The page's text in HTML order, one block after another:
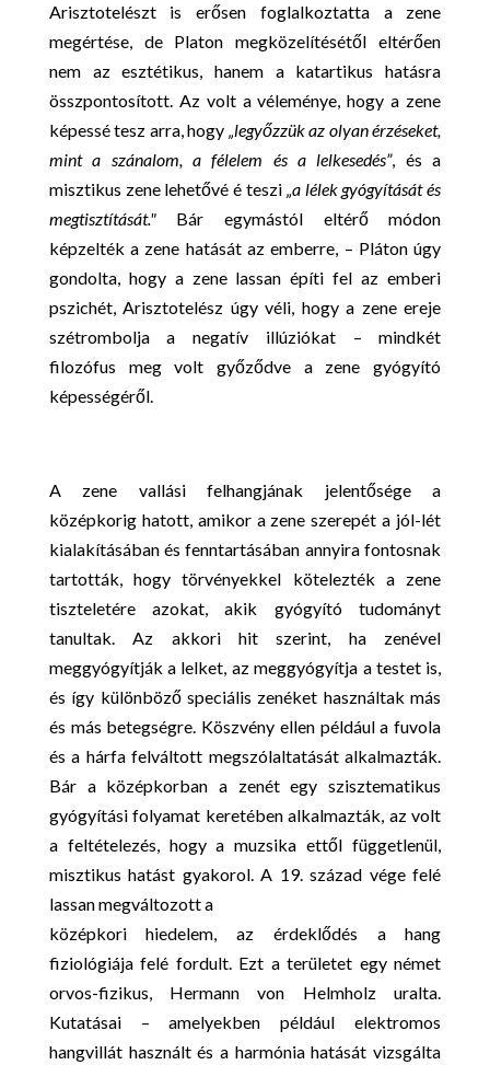
Arisztotelészt is erősen foglalkoztatta a zene
megértése, de Platon megközelítésétől eltérően
nem az esztétikus, hanem a katartikus hatásra
összpontosított. Az volt a véleménye, hogy a zene
képessé tesz arra, hogy „legyőzzük az olyan érzéseket,
mint a szánalom, a félelem és a lelkesedés”, és a
misztikus zene lehetővé é teszi „a lélekgyógyítását és
megtisztítását."Bár egymástól eltérő módon
képzelték a zene hatását az emberre, – Pláton úgy
gondolta, hogy a zene lassan építi fel az emberi
pszichét, Arisztotelész úgy véli, hogy a zene ereje
szétrombolja a negatív illúziókat – mindkét
filozófus meg volt győződve a zene gyógyító
képességéről.
A zene vallási felhangjának jelentősége a
középkorig hatott, amikor a zene szerepét a jól-lét
kialakításában és fenntartásában annyira fontosnak
tartották, hogy törvényekkel kötelezték a zene
tiszteletére azokat, akik gyógyító tudományt
tanultak. Az akkori hit szerint, ha zenével
meggyógyítják a lelket, az meggyógyítja a testet is,
és így különböző speciális zenéket használtak más
és más betegségre. Köszvény ellen például a fuvola
és a hárfa felváltott megszólaltatását alkalmazták.
Bár a középkorban a zenét egy szisztematikus
gyógyítási folyamat keretében alkalmazták, az volt
a feltételezés, hogy a muzsika ettől függetlenül,
misztikus hatást gyakorol. A 19. század vége felé
lassan megváltozott a
középkori hiedelem, az érdeklődés a hang
fiziológiája felé fordult. Ezt a területet egy német
orvos-fizikus, Hermann von Helmholz uralta.
Kutatásai – amelyekben például elektromos
hangvillát használt és a harmónia hatását vizsgálta